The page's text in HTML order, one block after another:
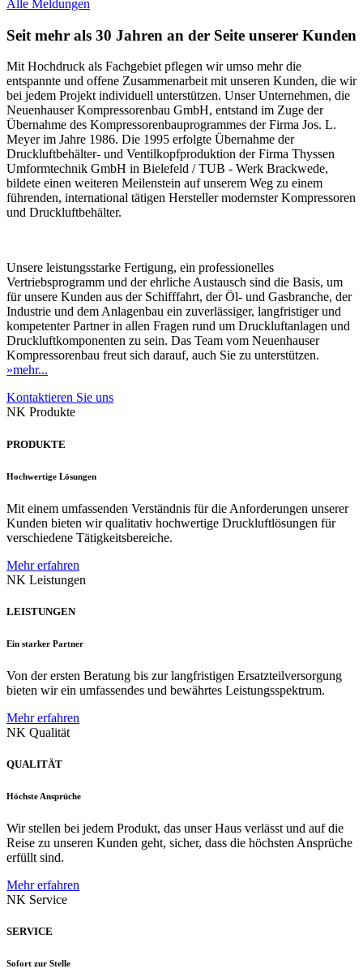
Alle Meldungen
Seit mehr als 30 Jahren an der Seite unserer Kunden
Mit Hochdruck als Fachgebiet pflegen wir umso mehr die
entspannte und offene Zusammenarbeit mit unseren Kunden, die wir
bei jedem Projekt individuell unterstützen. Unser Unternehmen, die
Neuenhauser Kompressorenbau GmbH, entstand im Zuge der
Übernahme des Kompressorenbauprogrammes der Firma Jos. L.
Meyer im Jahre 1986. Die 1995 erfolgte Übernahme der
Druckluftbehälter- und Ventilkopfproduktion der Firma Thyssen
Umformtechnik GmbH in Bielefeld / TUB - Werk Brackwede,
bildete einen weiteren Meilenstein auf unserem Weg zu einem
führenden, international tätigen Hersteller modernster Kompressoren
und Druckluftbehälter.
Unsere leistungsstarke Fertigung, ein professionelles
Vertriebsprogramm und der ehrliche Austausch sind die Basis, um
für unsere Kunden aus der Schifffahrt, der Öl- und Gasbranche, der
Industrie und dem Anlagenbau ein zuverlässiger, langfristiger und
kompetenter Partner in allen Fragen rund um Druckluftanlagen und
Druckluftkomponenten zu sein. Das Team vom Neuenhauser
Kompressorenbau freut sich darauf, auch Sie zu unterstützen.
»mehr...
Kontaktieren Sie uns
NK Produkte
PRODUKTE
Hochwertige Lösungen
Mit einem umfassenden Verständnis für die Anforderungen unserer
Kunden bieten wir qualitativ hochwertige Druckluftlösungen für
verschiedene Tätigkeitsbereiche.
Mehr erfahren
NK Leistungen
LEISTUNGEN
Ein starker Partner
Von der ersten Beratung bis zur langfristigen Ersatzteilversorgung
bieten wir ein umfassendes und bewährtes Leistungsspektrum.
Mehr erfahren
NK Qualität
QUALITÄT
Höchste Ansprüche
Wir stellen bei jedem Produkt, das unser Haus verlässt und auf die
Reise zu unseren Kunden geht, sicher, dass die höchsten Ansprüche
erfüllt sind.
Mehr erfahren
NK Service
SERVICE
Sofort zur Stelle